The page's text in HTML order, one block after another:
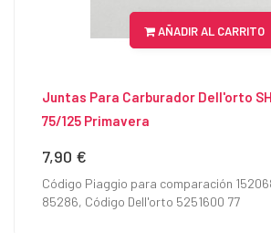
AÑADIR AL CARRITO
Juntas Para Carburador Dell'orto
75/125 Primavera
Precio
7,90 €
Código Piaggio para comparación
85286, Código Dell'orto 5251600 77